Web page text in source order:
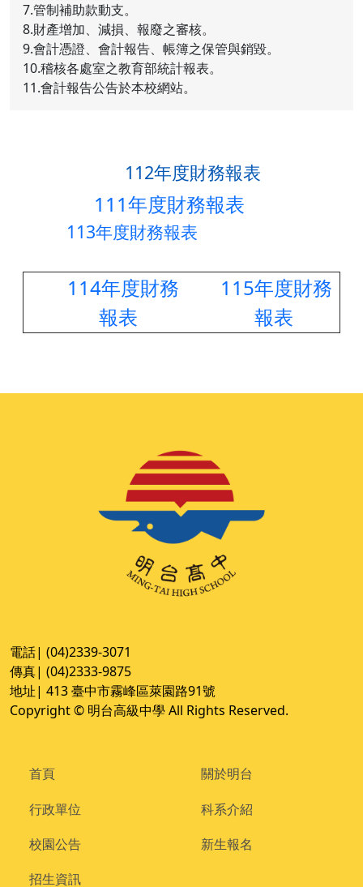
7.管制補助款動支。
8.財產增加、減損、報廢之審核。
9.會計憑證、會計報告、帳簿之保管與銷毀。
10.稽核各處室之教育部統計報表。
11.會計報告公告於本校網站。
112年度財務報表
111年度財務報表
113年度財務報表
114年度財務
報表
115年度財務
報表
電話| (04)2339-3071
傳真| (04)2333-9875
地址| 413 臺中市霧峰區萊園路91號
Copyright © 明台高級中學 All Rights Reserved.
首頁
關於明台
行政單位
科系介紹
校園公告
新生報名
招生資訊